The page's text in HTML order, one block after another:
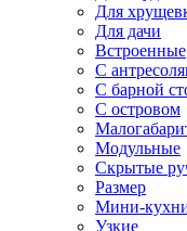
Для
Для дачи
Встроенные
С
С барной
С островом
Модульные
Скрытые
Размер
Мини-
Узкие